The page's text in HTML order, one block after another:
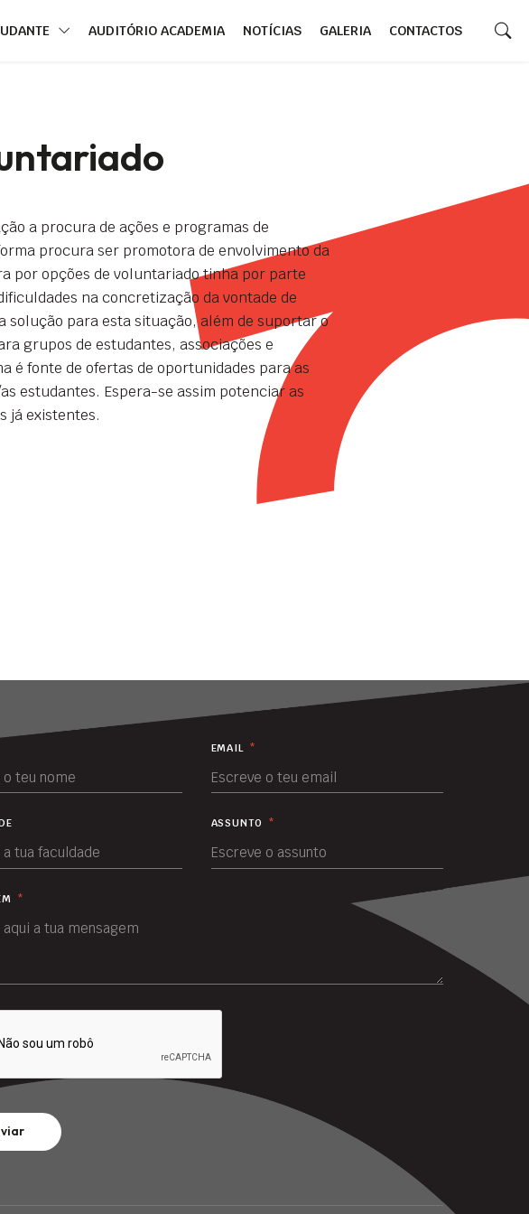
AUDITÓRIO ACADEMIA NOTÍCIAS GALERIA CONTACTOS
a procura de ações e programas de
procura ser promotora de envolvimento da
por opções de voluntariado tinha por parte
na concretização da vontade de
solução para esta situação, além de suportar o
grupos de estudantes, associações e
é fonte de ofertas de oportunidades para as
estudantes. Espera-se assim potenciar as
já existentes.
EMAIL *
ASSUNTO *
*